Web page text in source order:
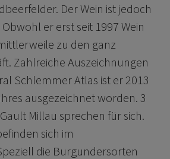
Der Wein ist jedoch
er erst seit 1997 Wein
zu den ganz
Zahlreiche Auszeichnungen
Schlemmer Atlas ist er 2013
ausgezeichnet worden. 3
Millau sprechen für sich.
sich im
die Burgundersorten